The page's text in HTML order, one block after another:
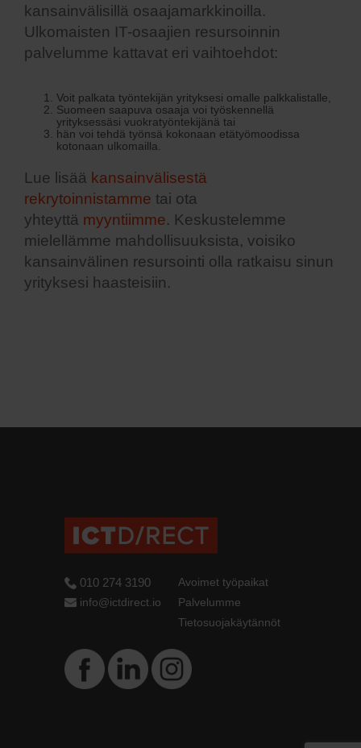
kansainvälisillä osaajamarkkinoilla.
Ulkomaisten IT-osaajien resursoinnin
palvelumme kattavat eri vaihtoehdot:
Voit palkata työntekijän yrityksesi omalle palkkalistalle,
Suomeen saapuva osaaja voi työskennellä
yrityksessäsi vuokratyöntekijänä tai
hän voi tehdä työnsä kokonaan etätyömoodissa
kotonaan ulkomailla.
Lue lisää kansainvälisestä
rekrytoinnistamme tai ota
yhteyttä myyntiimme. Keskustelemme
mielellämme mahdollisuuksista, voisiko
kansainvälinen resursointi olla ratkaisu sinun
yrityksesi haasteisiin.
010 274 3190
info@ictdirect.io
Avoimet työpaikat
Palvelumme
Tietosuojakäytännöt